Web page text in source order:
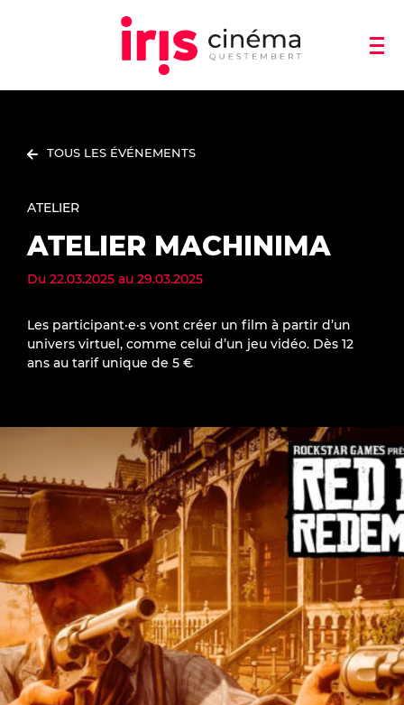
TOUS LES ÉVÉNEMENTS
ATELIER
ATELIER MACHINIMA
Du 22.03.2025 au 29.03.2025
Les participant·e·s vont créer un film à partir d’un
univers virtuel, comme celui d’un jeu vidéo. Dès 12
ans au tarif unique de 5 €